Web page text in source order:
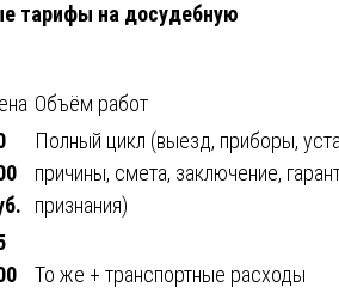
тарифы на досудебную
Объём работ
Полный цикл (выезд, приборы,
причины, смета, заключение,
признания)
То же + транспортные расходы